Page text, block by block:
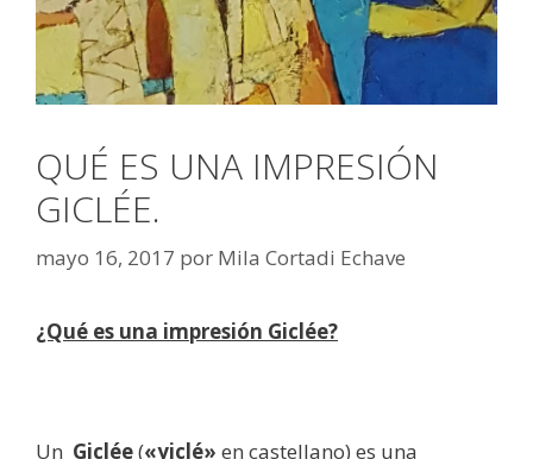
QUÉ ES UNA IMPRESIÓN
GICLÉE.
mayo 16, 2017 por Mila Cortadi Echave
¿Qué es una impresión Giclée?
Un Giclée(«yiclé» en castellano) es una